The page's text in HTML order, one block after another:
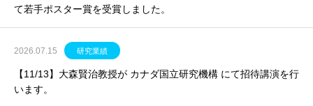
て若手ポスター賞を受賞しました。
2026.07.15 研究業績
【11/13】大森賢治教授が カナダ国立研究機構 にて招待講演を行
います。